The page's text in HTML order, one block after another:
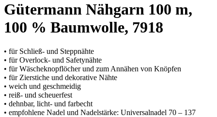
Gütermann Nähgarn 100 m,
100 % Baumwolle, 7918
• für Schließ- und Steppnähte
• für Overlock- und Safetynähte
• für Wäscheknopflöcher und zum Annähen von Knöpfen
• für Zierstiche und dekorative Nähte
• weich und geschmeidig
• reiß- und scheuerfest
• dehnbar, licht- und farbecht
• empfohlene Nadel und Nadelstärke: Universalnadel 70 – 137